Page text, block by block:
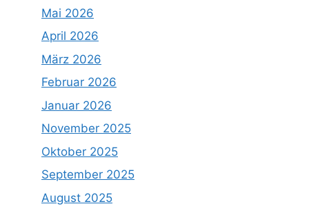
Mai 2026
April 2026
März 2026
Februar 2026
Januar 2026
November 2025
Oktober 2025
September 2025
August 2025